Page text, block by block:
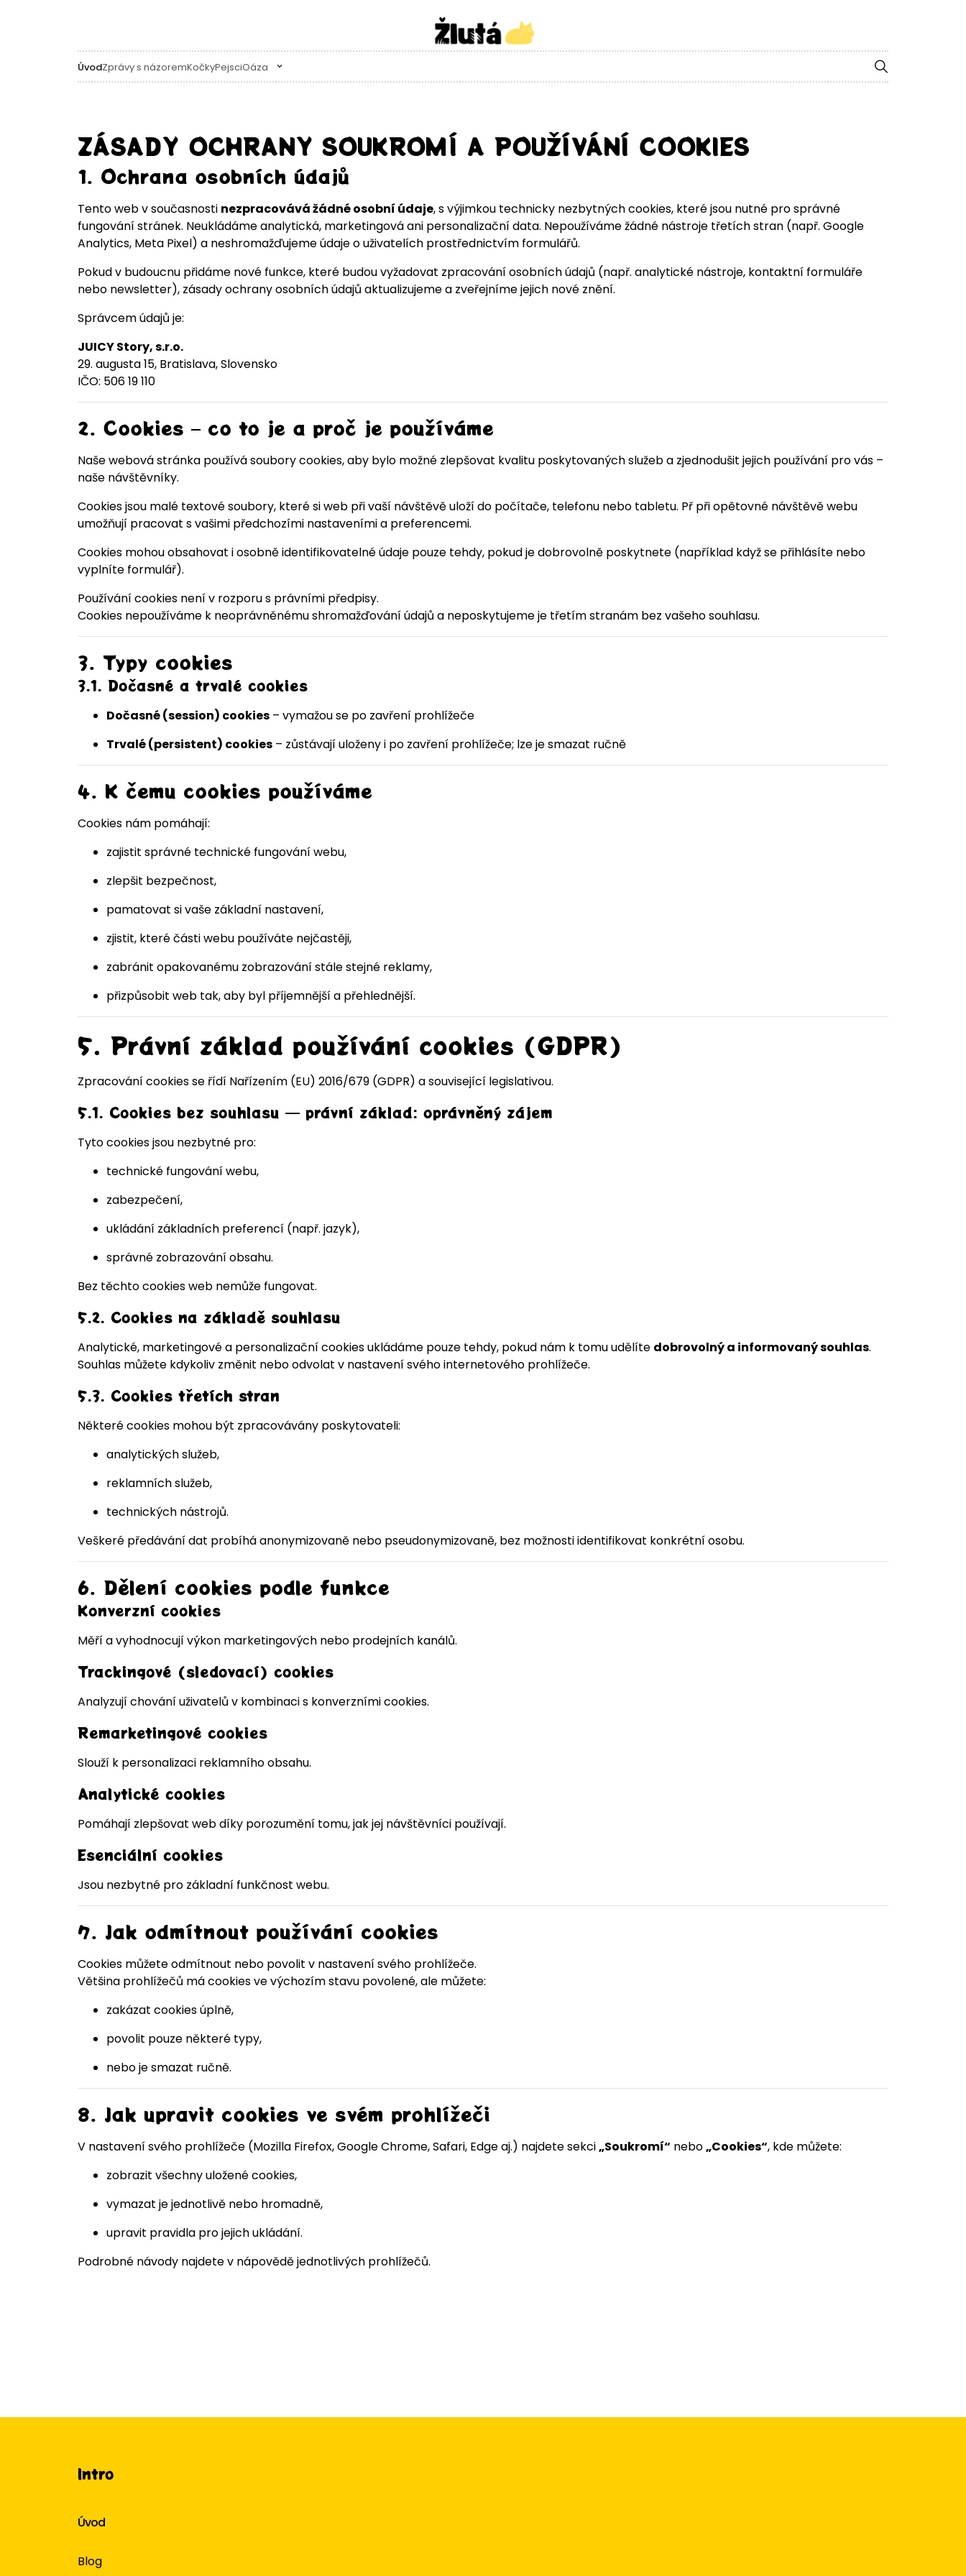
ÚvodZprávy s názoremKočkyPejsciOáza
ZÁSADY OCHRANY SOUKROMÍ A POUŽÍVÁNÍ COOKIES
1. Ochrana osobních údajů
Tento web v současnosti nezpracovává žádné osobní údaje, s výjimkou technicky nezbytných cookies, které jsou nutné pro správné
fungování stránek. Neukládáme analytická, marketingová ani personalizační data. Nepoužíváme žádné nástroje třetích stran (např. Google
Analytics, Meta Pixel) a neshromažďujeme údaje o uživatelích prostřednictvím formulářů.
Pokud v budoucnu přidáme nové funkce, které budou vyžadovat zpracování osobních údajů (např. analytické nástroje, kontaktní formuláře
nebo newsletter), zásady ochrany osobních údajů aktualizujeme a zveřejníme jejich nové znění.
Správcem údajů je:
JUICY Story, s.r.o.
29. augusta 15, Bratislava, Slovensko
IČO: 506 19 110
2. Cookies – co to je a proč je používáme
Naše webová stránka používá soubory cookies, aby bylo možné zlepšovat kvalitu poskytovaných služeb a zjednodušit jejich používání pro vás –
naše návštěvníky.
Cookies jsou malé textové soubory, které si web při vaší návštěvě uloží do počítače, telefonu nebo tabletu. Př při opětovné návštěvě webu
umožňují pracovat s vašimi předchozími nastaveními a preferencemi.
Cookies mohou obsahovat i osobně identifikovatelné údaje pouze tehdy, pokud je dobrovolně poskytnete (například když se přihlásíte nebo
vyplníte formulář).
Používání cookies není v rozporu s právními předpisy.
Cookies nepoužíváme k neoprávněnému shromažďování údajů a neposkytujeme je třetím stranám bez vašeho souhlasu.
3. Typy cookies
3.1. Dočasné a trvalé cookies
Dočasné (session) cookies– vymažou se po zavření prohlížeče
Trvalé (persistent) cookies– zůstávají uloženy i po zavření prohlížeče; lze je smazat ručně
4. K čemu cookies používáme
Cookies nám pomáhají:
zajistit správné technické fungování webu,
zlepšit bezpečnost,
pamatovat si vaše základní nastavení,
zjistit, které části webu používáte nejčastěji,
zabránit opakovanému zobrazování stále stejné reklamy,
přizpůsobit web tak, aby byl příjemnější a přehlednější.
5. Právní základ používání cookies (GDPR)
Zpracování cookies se řídí Nařízením (EU) 2016/679 (GDPR) a související legislativou.
5.1. Cookies bez souhlasu — právní základ: oprávněný zájem
Tyto cookies jsou nezbytné pro:
technické fungování webu,
zabezpečení,
ukládání základních preferencí (např. jazyk),
správné zobrazování obsahu.
Bez těchto cookies web nemůže fungovat.
5.2. Cookies na základě souhlasu
Analytické, marketingové a personalizační cookies ukládáme pouze tehdy, pokud nám k tomu udělíte dobrovolný a informovaný souhlas.
Souhlas můžete kdykoliv změnit nebo odvolat v nastavení svého internetového prohlížeče.
5.3. Cookies třetích stran
Některé cookies mohou být zpracovávány poskytovateli:
analytických služeb,
reklamních služeb,
technických nástrojů.
Veškeré předávání dat probíhá anonymizovaně nebo pseudonymizovaně, bez možnosti identifikovat konkrétní osobu.
6. Dělení cookies podle funkce
Konverzní cookies
Měří a vyhodnocují výkon marketingových nebo prodejních kanálů.
Trackingové (sledovací) cookies
Analyzují chování uživatelů v kombinaci s konverzními cookies.
Remarketingové cookies
Slouží k personalizaci reklamního obsahu.
Analytické cookies
Pomáhají zlepšovat web díky porozumění tomu, jak jej návštěvníci používají.
Esenciální cookies
Jsou nezbytné pro základní funkčnost webu.
7. Jak odmítnout používání cookies
Cookies můžete odmítnout nebo povolit v nastavení svého prohlížeče.
Většina prohlížečů má cookies ve výchozím stavu povolené, ale můžete:
zakázat cookies úplně,
povolit pouze některé typy,
nebo je smazat ručně.
8. Jak upravit cookies ve svém prohlížeči
V nastavení svého prohlížeče (Mozilla Firefox, Google Chrome, Safari, Edge aj.) najdete sekci„Soukromí“ nebo„Cookies“, kde můžete:
zobrazit všechny uložené cookies,
vymazat je jednotlivě nebo hromadně,
upravit pravidla pro jejich ukládání.
Podrobné návody najdete v nápovědě jednotlivých prohlížečů.
Intro
Úvod
Blog